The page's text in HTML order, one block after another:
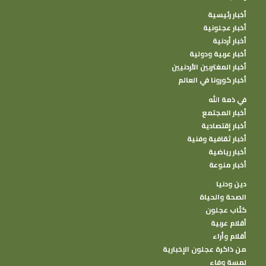
أخبار رئيسية
أخبار عجلونية
أخبار أردنية
أخبار عربية ودولية
أخبار المغتربين الأردنيين
أخبار كورونا في العالم
في ذمة الله
أخبار المجتمع
أخبار إقتصادية
أخبار ثقافية وفنية
أخبار رياضية
أخبار منوعة
دين ودنيا
الصحة والحياة
كتًاب عجلون
أقلام عربية
أقلام وأراء
من ذاكرة عجلون الإخبارية
لمسة وفاء